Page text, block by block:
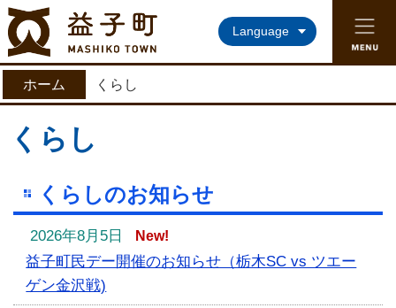
益子町ホームページ
Language
ホーム くらし
くらし
くらしのお知らせ
2026年8月5日 New!
益子町民デー開催のお知らせ（栃木SC vs ツエー
ゲン金沢戦)